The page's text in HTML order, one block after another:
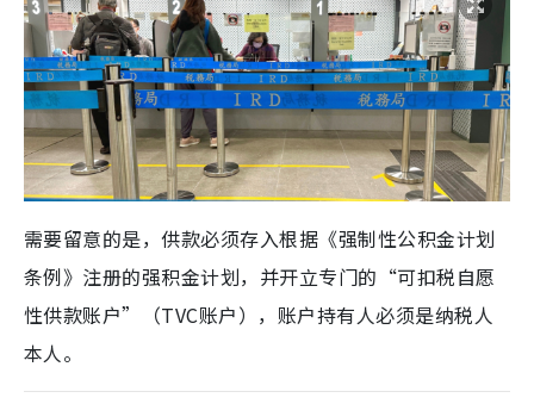
需要留意的是，供款必须存入根据《强制性公积金计划
条例》注册的强积金计划，并开立专门的“可扣税自愿
性供款账户”（TVC账户），账户持有人必须是纳税人
本人。